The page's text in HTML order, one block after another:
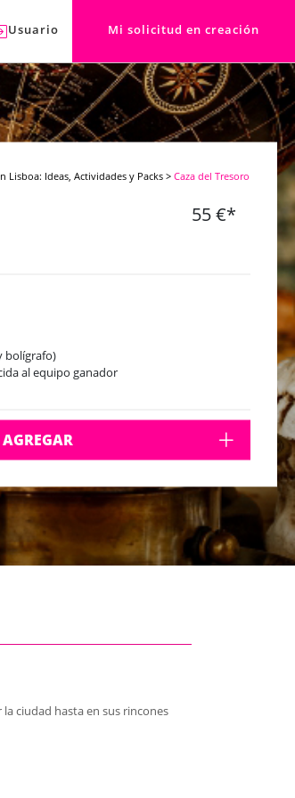
Usuario Mi solicitud en creación
Lisboa: Ideas, Actividades y Packs >Caza del Tresoro
55 €*
bolígrafo)
al equipo ganador
AGREGAR
ciudad hasta en sus rincones